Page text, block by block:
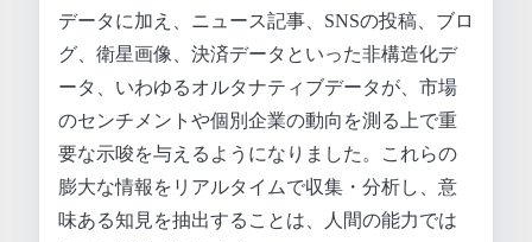
データに加え、ニュース記事、SNSの投稿、ブロ
グ、衛星画像、決済データといった非構造化デ
ータ、いわゆるオルタナティブデータが、市場
のセンチメントや個別企業の動向を測る上で重
要な示唆を与えるようになりました。これらの
膨大な情報をリアルタイムで収集・分析し、意
味ある知見を抽出することは、人間の能力では